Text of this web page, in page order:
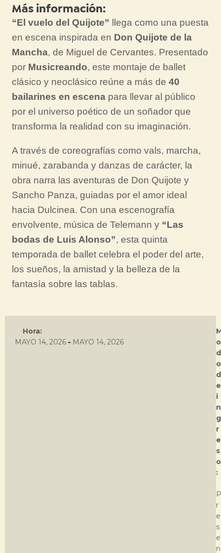
Más información:
“El vuelo del Quijote” llega como una puesta
en escena inspirada en Don Quijote de la
Mancha, de Miguel de Cervantes. Presentado
por Musicreando, este montaje de ballet
clásico y neoclásico reúne a más de 40
bailarines en escena para llevar al público
por el universo poético de un soñador que
transforma la realidad con su imaginación.
A través de coreografías como vals, marcha,
minué, zarabanda y danzas de carácter, la
obra narra las aventuras de Don Quijote y
Sancho Panza, guiadas por el amor ideal
hacia Dulcinea. Con una escenografía
envolvente, música de Telemann y “Las
bodas de Luis Alonso”, esta quinta
temporada de ballet celebra el poder del arte,
los sueños, la amistad y la belleza de la
fantasía sobre las tablas.
Hora:
MAYO 14, 2026 - MAYO 14, 2026
o
d
o
d
e
i
n
g
r
e
s
o
:
P
r
e
s
e
n